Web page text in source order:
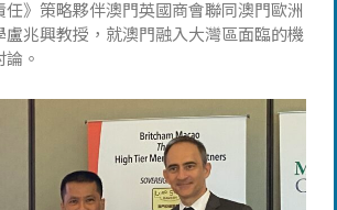
任》策略夥伴澳門英國商會聯同澳門歐洲
盧兆興教授，就澳門融入大灣區面臨的機
。